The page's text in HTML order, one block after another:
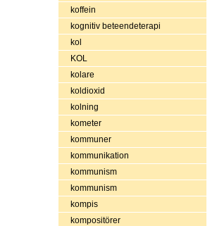
koffein
kognitiv beteendeterapi
kol
KOL
kolare
koldioxid
kolning
kometer
kommuner
kommunikation
kommunism
kommunism
kompis
kompositörer